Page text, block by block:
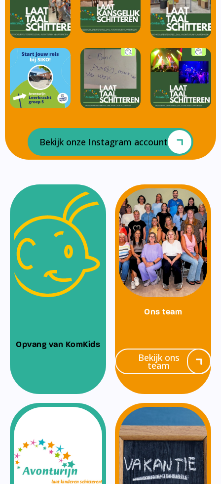
Bekijk onze Instagram account
Opvang van KomKids
Ons team
Bekijk ons
team